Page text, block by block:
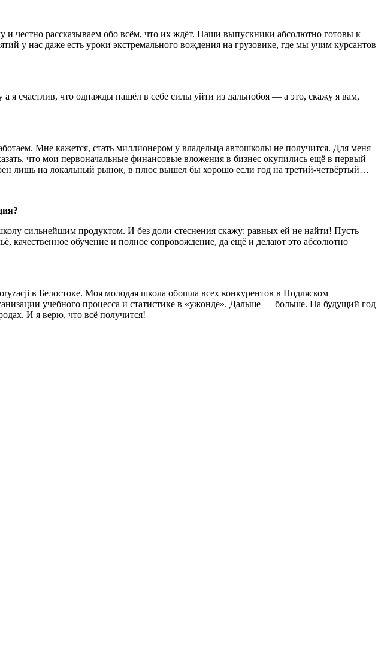
честно рассказываем обо всём, что их ждёт. Наши выпускники абсолютно готовы к
у нас даже есть уроки экстремального вождения на грузовике, где мы учим курсантов
счастлив, что однажды нашёл в себе силы уйти из дальнобоя — а это, скажу я вам,
Мне кажется, стать миллионером у владельца автошколы не получится. Для меня
что мои первоначальные финансовые вложения в бизнес окупились ещё в первый
лишь на локальный рынок, в плюс вышел бы хорошо если год на третий-четвёртый…
сильнейшим продуктом. И без доли стеснения скажу: равных ей не найти! Пусть
качественное обучение и полное сопровождение, да ещё и делают это абсолютно
в Белостоке. Моя молодая школа обошла всех конкурентов в Подляском
учебного процесса и статистике в «ужонде». Дальше — больше. На будущий год
И я верю, что всё получится!